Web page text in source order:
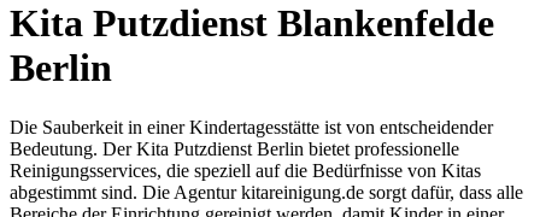
Kita Putzdienst Blankenfelde
Berlin
Die Sauberkeit in einer Kindertagesstätte ist von entscheidender
Bedeutung. Der Kita Putzdienst Berlin bietet professionelle
Reinigungsservices, die speziell auf die Bedürfnisse von Kitas
abgestimmt sind. Die Agentur kitareinigung.de sorgt dafür, dass alle